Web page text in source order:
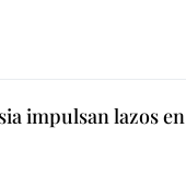
impulsan lazos en